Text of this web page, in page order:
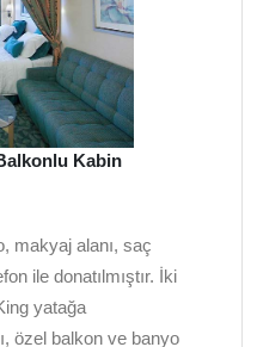
Kabin
makyaj alanı, saç
ile donatılmıştır. İki
yatağa
özel balkon ve banyo